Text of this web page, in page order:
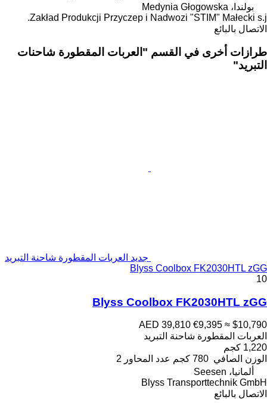
بولندا، Medynia Głogowska
Zakład Produkcji Przyczep i Nadwozi "STIM" Małecki s.j.
الاتصال بالبائع
طرازات أخرى في القسم "العربات المقطورة شاحنات
التبريد"
جديد العربات المقطورة شاحنة التبريد
Blyss Coolbox FK2030HTL zGG
10
Blyss Coolbox FK2030HTL zGG
AED 39,810 €9,395 ≈ $10,790
العربات المقطورة شاحنة التبريد
1,220 كجم
الوزن الصافي 780 كجم عدد المحاور 2
ألمانيا، Seesen
Blyss Transporttechnik GmbH
الاتصال بالبائع